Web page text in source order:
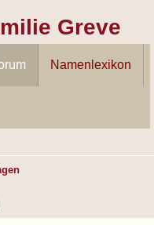
Greve
Namenlexikon